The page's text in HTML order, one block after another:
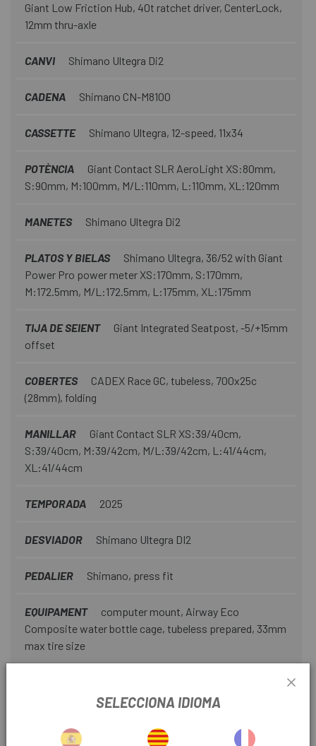
Giant Low Friction Hub, 40t ratchet driver, CenterLock,
12mm thru-axle
CANVI Shimano Ultegra Di2
CADENA Shimano CN-M8100
CASSETTE Shimano Ultegra, 12-speed, 11x34
POTÈNCIA
Giant Contact SLR AeroLight XS:80mm,
S:90mm, M:100mm, M/L:110mm, L:110mm, XL:120mm
MANETES Shimano Ultegra Di2
PLATOS Y BIELAS
Shimano Ultegra, 36/52 with Giant
Power Pro power meter XS:170mm, S:170mm,
M:172.5mm, M/L:172.5mm, L:175mm, XL:175mm
TIJA DE SEIENT
Giant Integrated Seatpost, -5/+15mm
offset
COBERTES
CADEX Race GC, tubeless, 700x25c
(28mm), folding
MANILLAR
Giant Contact SLR XS:39/40cm,
S:39/40cm, M:39/42cm, M/L:39/42cm, L:41/44cm,
XL:41/44cm
TEMPORADA 2025
DESVIADOR Shimano Ultegra DI2
PEDALIER Shimano, press fit
EQUIPAMENT
computer mount, Airway Eco
Composite water bottle cage, tubeless prepared, 33mm
max tire size
SELECCIONA IDIOMA